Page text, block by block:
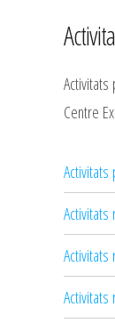
Centre
Activitats
Activitats
Activitats